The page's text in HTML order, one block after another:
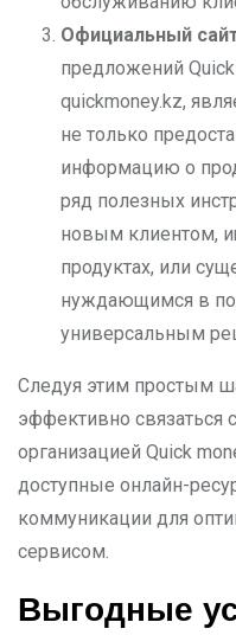
Официальный
предложений
quickmoney.kz,
не только
информацию о
ряд полезных
новым клиентом,
продуктах, или
нуждающимся в
универсальным
Следуя этим простым
эффективно связаться
организацией Quick
доступные онлайн-
коммуникации для
сервисом.
Выгодные